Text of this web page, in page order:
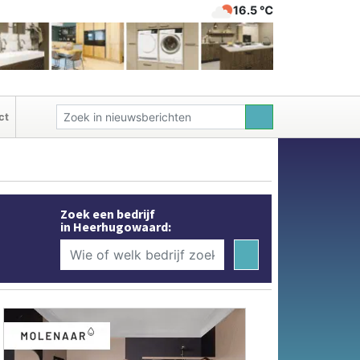
16.5 ℃
Zoek een bedrijf
in Heerhugowaard: